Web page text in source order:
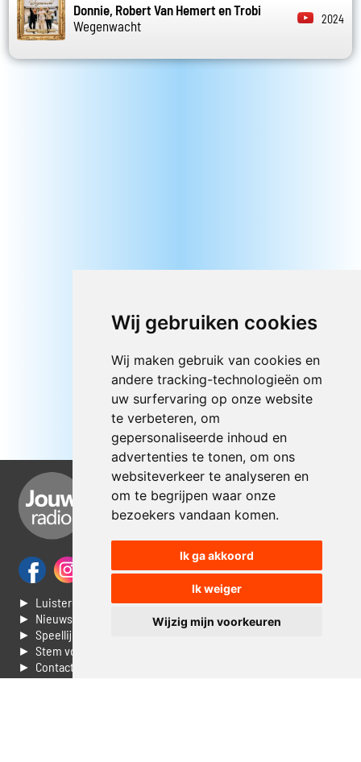
Wij gebruiken cookies
Wij maken gebruik van cookies en
andere tracking-technologieën om
uw surfervaring op onze website
te verbeteren, om
gepersonaliseerde inhoud en
advertenties te tonen, om ons
websiteverkeer te analyseren en
om te begrijpen waar onze
bezoekers vandaan komen.
Ik ga akkoord
Ik weiger
Wijzig mijn voorkeuren
Donnie, Robert Van Hemert en Trobi
Wegenwacht
2024
► Luisteren naar Jouwradio
► Nieuws
► Speellijst
► Stem voor de Dag top 3
► Contacteer ons
► Vaak gestelde vragen